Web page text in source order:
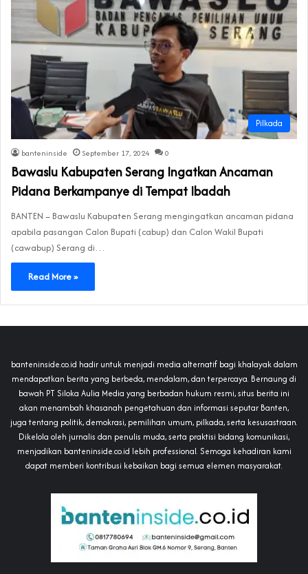
Pilkada
banteninside September 17, 2024 0
Bawaslu Kabupaten Serang Ingatkan Ancaman
Pidana Berkampanye di Tempat Ibadah
BANTEN – Bawaslu Kabupaten Serang mengingatkan ancaman pidana
apabila pasangan Calon Bupati (cabup) dan Calon Wakil Bupati
(cawabup) Serang di…
Read More »
banteninside.co.id hadir untuk menjadi media alternatif bagi khalayak dalam
mendapatkan berita yang berbeda, mendalam, dan terpercaya. Bernaung di
bawah PT Siloka Aulia Media yang berbadan hukum resmi, situs berita ini
akan menambah khasanah pengetahuan dan informasi seputar Banten,
juga tentang politik, demokrasi, pemilihan umum, pilkada, serta kesusastraan.
Dikelola oleh jurnalis dan penulis muda, serta praktisi bidang komunikasi,
menjadikan banteninside.co.id lebih professional. Semoga kehadiran kami
dapat memberi kontribusi kebaikan bagi semua elemen masyarakat.